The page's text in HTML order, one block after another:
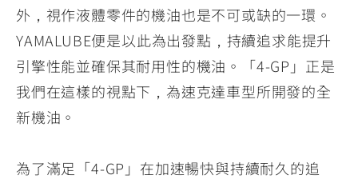
外，視作液體零件的機油也是不可或缺的一環。
YAMALUBE便是以此為出發點，持續追求能提升
引擎性能並確保其耐用性的機油。「4-GP」正是
我們在這樣的視點下，為速克達車型所開發的全
新機油。
為了滿足「4-GP」在加速暢快與持續耐久的追